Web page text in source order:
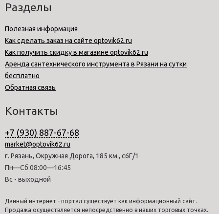
Разделы
Полезная информация
Как сделать заказ на сайте optovik62.ru
Как получить скидку в магазине optovik62.ru
Аренда сантехнического инструмента в Рязани на сутки
бесплатно
Обратная связь
Контакты
+7 (930) 887-67-68
market@optovik62.ru
г. Рязань, Окружная Дорога, 185 км., с6Г/1
Пн—Сб 08:00—16:45
Вс - выходной
Данный интернет - портал существует как информационный сайт.
Продажа осуществляется непосредственно в наших торговых точках.